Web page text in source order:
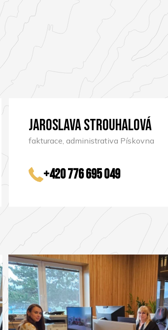
Jaroslava Strouhalová
fakturace, administrativa Pískovna
+420 776 695 049